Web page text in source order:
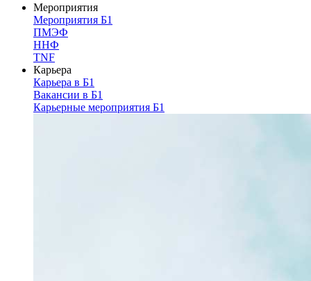
Мероприятия
Мероприятия Б1
ПМЭФ
ННФ
TNF
Карьера
Карьера в Б1
Вакансии в Б1
Карьерные мероприятия Б1